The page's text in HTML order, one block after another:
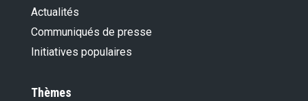
Actualités
Communiqués de presse
Initiatives populaires
Thèmes